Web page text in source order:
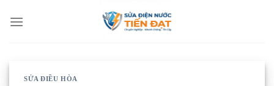
qua
SỬA ĐIỀU HÒA